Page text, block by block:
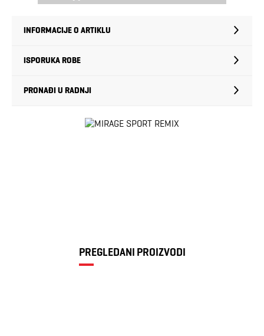
INFORMACIJE O ARTIKLU
ISPORUKA ROBE
PRONAĐI U RADNJI
PREGLEDANI PROIZVODI